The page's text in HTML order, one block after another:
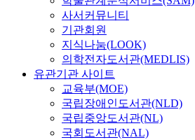
사서커뮤니티
기관회원
지식나눔(LOOK)
의학전자도서관(MEDLIS)
유관기관 사이트
교육부(MOE)
국립장애인도서관(NLD)
국립중앙도서관(NL)
국회도서관(NAL)